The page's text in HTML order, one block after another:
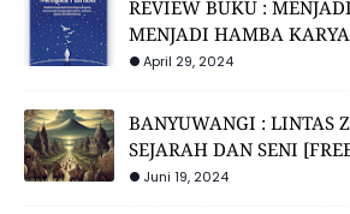
REVIEW BUKU :
MENJADI HAMBA
April 29, 2024
BANYUWANGI : LINTAS
SEJARAH DAN SENI
Juni 19, 2024